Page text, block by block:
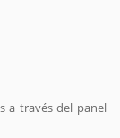
a través del panel